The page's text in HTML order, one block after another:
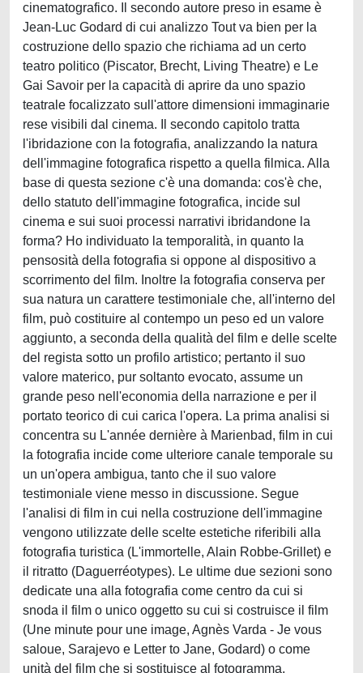
cinematografico. Il secondo autore preso in esame è
Jean-Luc Godard di cui analizzo Tout va bien per la
costruzione dello spazio che richiama ad un certo
teatro politico (Piscator, Brecht, Living Theatre) e Le
Gai Savoir per la capacità di aprire da uno spazio
teatrale focalizzato sull'attore dimensioni immaginarie
rese visibili dal cinema. Il secondo capitolo tratta
l'ibridazione con la fotografia, analizzando la natura
dell'immagine fotografica rispetto a quella filmica. Alla
base di questa sezione c'è una domanda: cos'è che,
dello statuto dell'immagine fotografica, incide sul
cinema e sui suoi processi narrativi ibridandone la
forma? Ho individuato la temporalità, in quanto la
pensosità della fotografia si oppone al dispositivo a
scorrimento del film. Inoltre la fotografia conserva per
sua natura un carattere testimoniale che, all'interno del
film, può costituire al contempo un peso ed un valore
aggiunto, a seconda della qualità del film e delle scelte
del regista sotto un profilo artistico; pertanto il suo
valore materico, pur soltanto evocato, assume un
grande peso nell'economia della narrazione e per il
portato teorico di cui carica l'opera. La prima analisi si
concentra su L'année dernière à Marienbad, film in cui
la fotografia incide come ulteriore canale temporale su
un un'opera ambigua, tanto che il suo valore
testimoniale viene messo in discussione. Segue
l'analisi di film in cui nella costruzione dell'immagine
vengono utilizzate delle scelte estetiche riferibili alla
fotografia turistica (L'immortelle, Alain Robbe-Grillet) e
il ritratto (Daguerréotypes). Le ultime due sezioni sono
dedicate una alla fotografia come centro da cui si
snoda il film o unico oggetto su cui si costruisce il film
(Une minute pour une image, Agnès Varda - Je vous
saloue, Sarajevo e Letter to Jane, Godard) o come
unità del film che si sostituisce al fotogramma,